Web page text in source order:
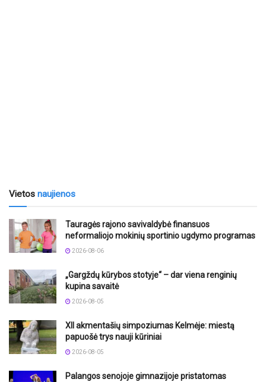
Vietos naujienos
Tauragės rajono savivaldybė finansuos
neformaliojo mokinių sportinio ugdymo programas
2026-08-06
„Gargždų kūrybos stotyje“ – dar viena renginių
kupina savaitė
2026-08-05
XII akmentašių simpoziumas Kelmėje: miestą
papuošė trys nauji kūriniai
2026-08-05
Palangos senojoje gimnazijoje pristatomas